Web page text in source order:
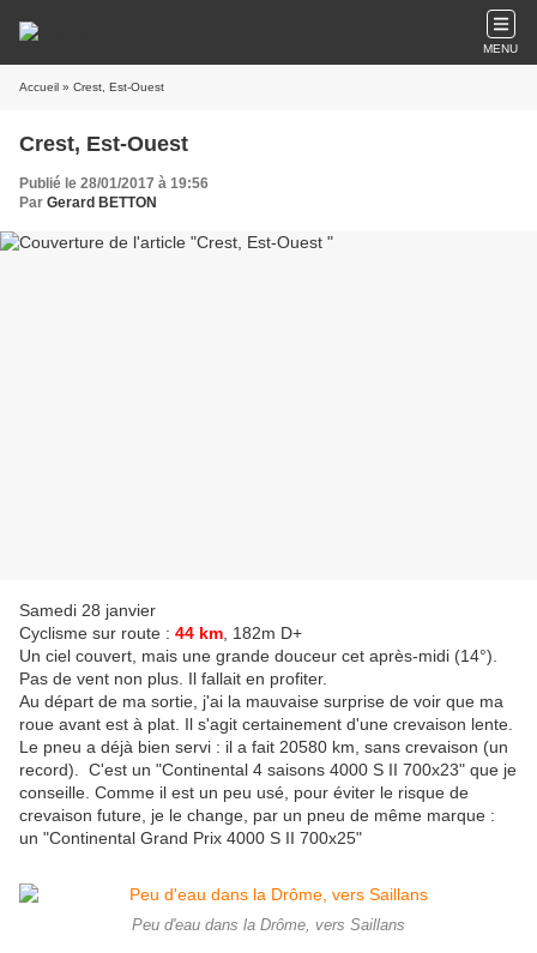
MENU
Accueil » Crest, Est-Ouest
Crest, Est-Ouest
Publié le 28/01/2017 à 19:56
Par Gerard BETTON
Samedi 28 janvier
Cyclisme sur route : 44 km , 182m D+
Un ciel couvert, mais une grande douceur cet après-midi (14°).
Pas de vent non plus. Il fallait en profiter.
Au départ de ma sortie, j'ai la mauvaise surprise de voir que ma
roue avant est à plat. Il s'agit certainement d'une crevaison lente.
Le pneu a déjà bien servi : il a fait 20580 km, sans crevaison (un
record). C'est un "Continental 4 saisons 4000 S II 700x23" que je
conseille. Comme il est un peu usé, pour éviter le risque de
crevaison future, je le change, par un pneu de même marque :
un "Continental Grand Prix 4000 S II 700x25"
Peu d'eau dans la Drôme, vers Saillans